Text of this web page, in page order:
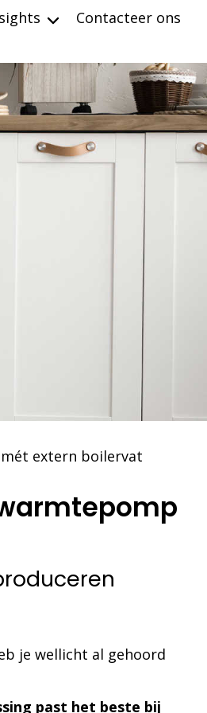
Contacteer ons
extern boilervat
je wellicht al gehoord
past het beste bij